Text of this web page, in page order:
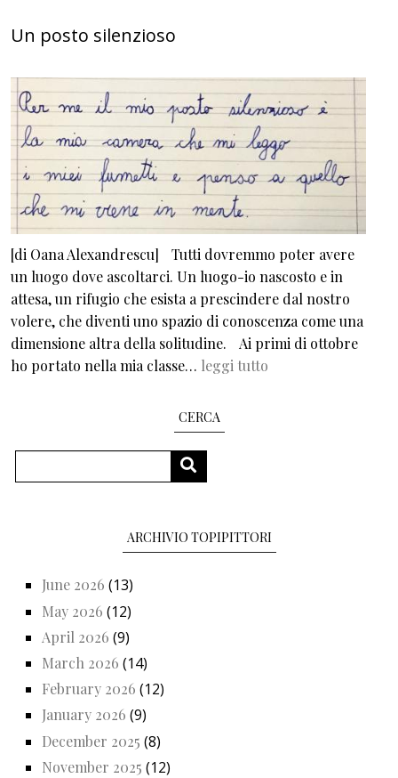
Un posto silenzioso
[di Oana Alexandrescu] Tutti dovremmo poter avere
un luogo dove ascoltarci. Un luogo-io nascosto e in
attesa, un rifugio che esista a prescindere dal nostro
volere, che diventi uno spazio di conoscenza come una
dimensione altra della solitudine. Ai primi di ottobre
ho portato nella mia classe… leggi tutto
CERCA
SEARCH
ARCHIVIO TOPIPITTORI
June 2026 (13)
May 2026 (12)
April 2026 (9)
March 2026 (14)
February 2026 (12)
January 2026 (9)
December 2025 (8)
November 2025 (12)